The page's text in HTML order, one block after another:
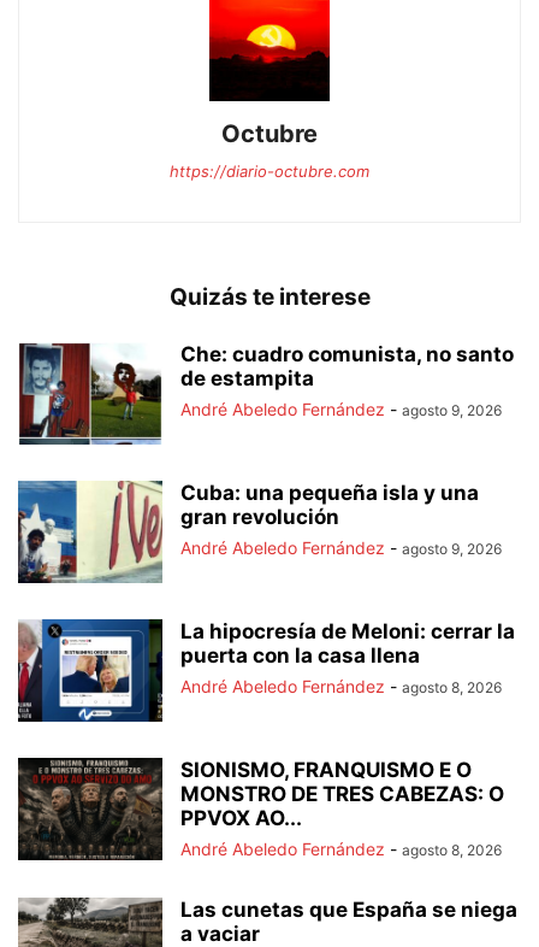
Octubre
https://diario-octubre.com
Quizás te interese
Che: cuadro comunista, no santo
de estampita
André Abeledo Fernández - agosto 9, 2026
Cuba: una pequeña isla y una
gran revolución
André Abeledo Fernández - agosto 9, 2026
La hipocresía de Meloni: cerrar la
puerta con la casa llena
André Abeledo Fernández - agosto 8, 2026
SIONISMO, FRANQUISMO E O
MONSTRO DE TRES CABEZAS: O
PPVOX AO...
André Abeledo Fernández - agosto 8, 2026
Las cunetas que España se niega
a vaciar